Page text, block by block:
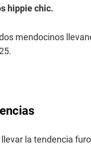
hippie chic.
mendocinos
la tendencia